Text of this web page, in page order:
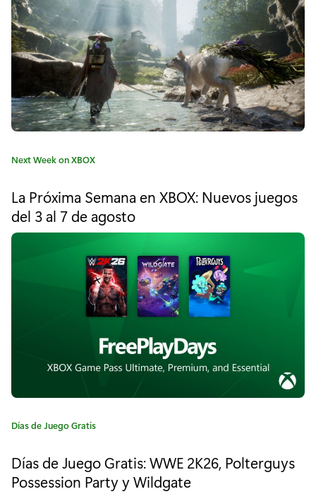
"
3
0
a
ñ
d
M
o
r
t
a
l
K
m
b
C
e
g
o
Next Week on XBOX
La Próxima Semana en XBOX: Nuevos juegos
del 3 al 7 de agosto
C
e
g
Días de Juego Gratis
Días de Juego Gratis: WWE 2K26, Polterguys
Possession Party y Wildgate